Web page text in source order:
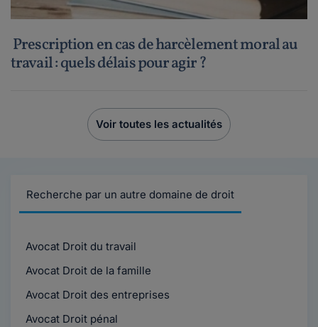
Prescription en cas de harcèlement moral au
travail : quels délais pour agir ?
Voir toutes les actualités
Recherche par un autre domaine de droit
Avocat Droit du travail
Avocat Droit de la famille
Avocat Droit des entreprises
Avocat Droit pénal